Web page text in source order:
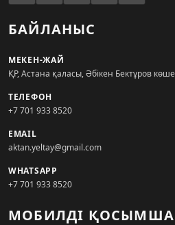
БАЙЛАНЫС
МЕКЕН-ЖАЙ
ҚР, Астана қаласы, Әбікен Бектұров
ТЕЛЕФОН
+7 701 933 8520
EMAIL
aktan.yeltay@gmail.com
WHATSAPP
+7 701 933 8520
МОБИЛДІ ҚОСЫМША